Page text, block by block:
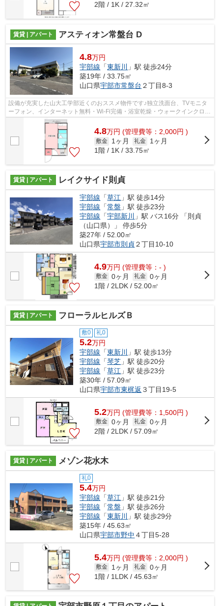
2階 / 1K / 27.32㎡
賃貸 | アパート アスティオン常盤台 D
4.8万円
宇部線 「東新川 」駅 徒歩24分
築19年 / 33.75㎡
山口県宇部市常盤台 ２丁目8-3
設備が充実した山大工学部近くのおススメ物件です♪独立洗面台、TVモニタ
ーフォン、インターネット無料・Wi-Fi完備・浴室乾燥・ウォークインクロー
ゼット有
4.8万円 (管理費等：2,000円 )
敷金 1ヶ月 礼金
1ヶ月
1階 / 1K / 33.75㎡
賃貸 | アパート レイクサイド則貞
宇部線 「草江 」駅 徒歩14分
宇部線 「常盤 」駅 徒歩23分
宇部線 「宇部新川
」駅 バス16分 「則貞
（山口県）」 停歩5分
築27年 / 52.00㎡
山口県宇部市則貞２丁目10-10
4.9万円 (管理費等：- )
敷金 0ヶ月 礼金 0ヶ月
1階 / 2LDK / 52.00㎡
賃貸 | アパート フローラルヒルズＢ
敷0 礼0
5.2万円
宇部線 「東新川
」駅 徒歩13分
宇部線 「琴芝 」駅 徒歩20分
宇部線 「草江 」駅 徒歩23分
築30年 / 57.09㎡
山口県宇部市東梶返 ３丁目19-5
5.2万円 (管理費等：1,500円 )
敷金 0ヶ月 礼金 0ヶ月
2階 / 2LDK / 57.09㎡
賃貸 | アパート メゾン花水木
礼0
5.4万円
宇部線 「草江 」駅 徒歩21分
宇部線 「常盤 」駅 徒歩26分
宇部線 「東新川
」駅 徒歩29分
築15年 / 45.63㎡
山口県宇部市野中 ４丁目5-28
5.4万円 (管理費等：2,000円 )
敷金 1ヶ月 礼金 0ヶ月
1階 / 1LDK / 45.63㎡